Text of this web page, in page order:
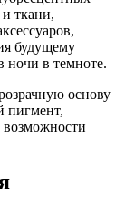
ткани,
будущему
ночи в темноте.
основу